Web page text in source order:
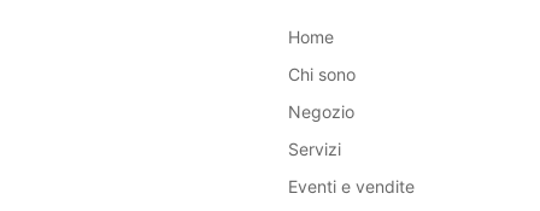
Home
Chi sono
Negozio
Servizi
Eventi e vendite